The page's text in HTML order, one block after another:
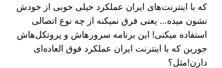
که با اینترنت‌های ایران عملکرد خیلی خوبی از خودش
نشون میده… یعنی فرق نمیکنه از چه نوع اتصالی
استفاده میکنی! این برنامه سرورهاش و پروتکل‌هاش
جورین که با اینترنت ایران عملکرد فوق العاده‌ای
دارن!مثل؟